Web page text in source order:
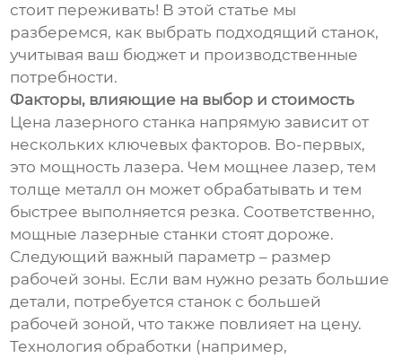
стоит переживать! В этой статье мы
разберемся, как выбрать подходящий станок,
учитывая ваш бюджет и производственные
потребности.
Факторы, влияющие на выбор и стоимость
Цена лазерного станка напрямую зависит от
нескольких ключевых факторов. Во-первых,
это мощность лазера. Чем мощнее лазер, тем
толще металл он может обрабатывать и тем
быстрее выполняется резка. Соответственно,
мощные лазерные станки стоят дороже.
Следующий важный параметр – размер
рабочей зоны. Если вам нужно резать большие
детали, потребуется станок с большей
рабочей зоной, что также повлияет на цену.
Технология обработки (например,